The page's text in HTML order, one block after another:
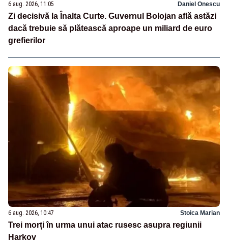
6 aug. 2026, 11:05 Daniel Onescu
Zi decisivă la Înalta Curte. Guvernul Bolojan află astăzi
dacă trebuie să plătească aproape un miliard de euro
grefierilor
6 aug. 2026, 10:47 Stoica Marian
Trei morți în urma unui atac rusesc asupra regiunii
Harkov